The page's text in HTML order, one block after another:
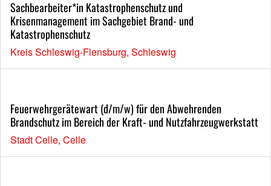
Sachbearbeiter*in Katastrophenschutz und
Krisenmanagement im Sachgebiet Brand- und
Katastrophenschutz
Kreis Schleswig-Flensburg, Schleswig
Feuerwehrgerätewart (d/m/w) für den Abwehrenden
Brandschutz im Bereich der Kraft- und Nutzfahrzeugwerkstatt
Stadt Celle, Celle